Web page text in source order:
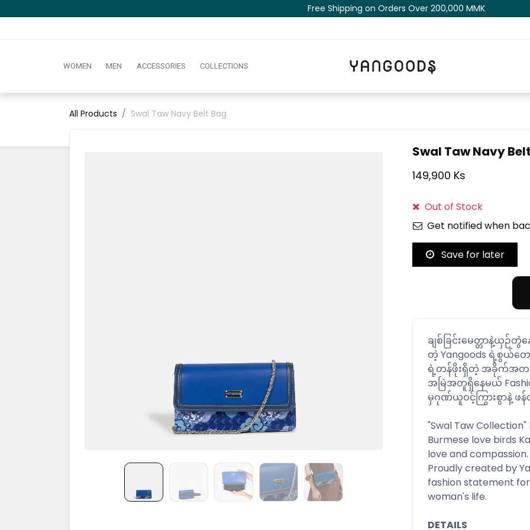
Free Shipping on Orders Over 200,000 MM​K​​ ​​​
WOMEN MEN ACCESSORIES COLLECTIONS
All Products Swal Taw Navy Belt Bag
Swal Taw Navy
149,900 Ks
Out of Stock
Get notified when
Save for later
ချစ်ခြင်းမေတ္တာနဲ့ယှဉ်
တဲ့ Yangoods ရဲ့စွယ်တ
ရဲ့တန်ဖိုးရှိတဲ့ အခိုက်အတ
အမြဲအတူရှိနေမယ်
မှဂုဏ်ယူဝင့်ကြွားစွာနဲ့
"Swal Taw
Burmese love birds
love and compassion.
Proudly created by
fashion statement
woman's life.
DETAILS